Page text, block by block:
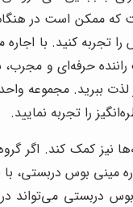
ممکن است در
کنید. با
حرفه‌ای و مجرب،
ببرید. مجموعه
را تجربه نمایید.
کمک کند. اگر
مینی بوس
دربستی می‌تواند